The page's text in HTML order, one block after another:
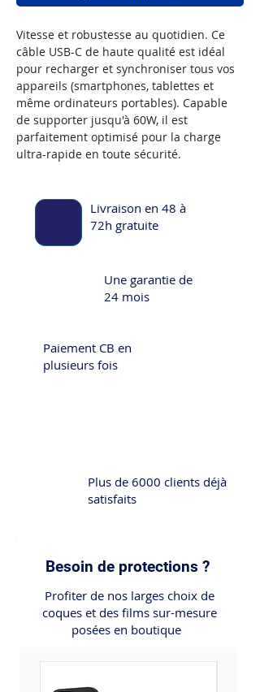
Vitesse et robustesse au quotidien. Ce
câble USB-C de haute qualité est idéal
pour recharger et synchroniser tous vos
appareils (smartphones, tablettes et
même ordinateurs portables). Capable
de supporter jusqu'à 60W, il est
parfaitement optimisé pour la charge
ultra-rapide en toute sécurité.
Livraison en 48 à
72h gratuite
Paiement CB en
plusieurs fois
Une garantie de
24 mois
Plus de 6000 clients déjà
satisfaits
Besoin de protections ?
Profiter de nos larges choix de
coques et des films sur-mesure
posées en boutique